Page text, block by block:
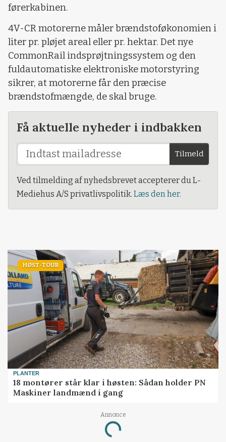
førerkabinen.
4V-CR motorerne måler brændstoføkonomien i
liter pr. pløjet areal eller pr. hektar. Det nye
CommonRail indsprøjtningssystem og den
fuldautomatiske elektroniske motorstyring
sikrer, at motorerne får den præcise
brændstofmængde, de skal bruge.
Få aktuelle nyheder i indbakken
Tilmeld
Ved tilmelding af nyhedsbrevet accepterer du L-
Mediehus A/S privatlivspolitik. Læs den her.
HØST-TOUR
PLANTER
18 montører står klar i høsten: Sådan holder PN
Maskiner landmænd i gang
Annonce
Loading...